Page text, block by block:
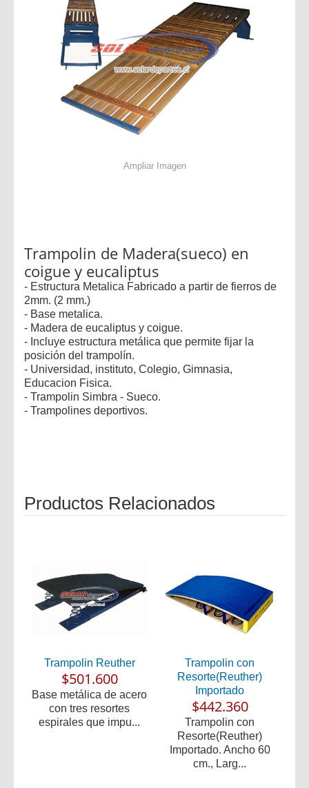
Ampliar Imagen
Trampolin de Madera(sueco) en
coigue y eucaliptus
- Estructura Metalica Fabricado a partir de fierros de
2mm. (2 mm.)
- Base metalica.
- Madera de eucaliptus y coigue.
- Incluye estructura metálica que permite fijar la
posición del trampolín.
- Universidad, instituto, Colegio, Gimnasia,
Educacion Fisica.
- Trampolin Simbra - Sueco.
- Trampolines deportivos.
Productos Relacionados
Trampolin Reuther
$501.600
Base metálica de acero
con tres resortes
espirales que impu...
Trampolin con
Resorte(Reuther)
Importado
$442.360
Trampolin con
Resorte(Reuther)
Importado. Ancho 60
cm., Larg...